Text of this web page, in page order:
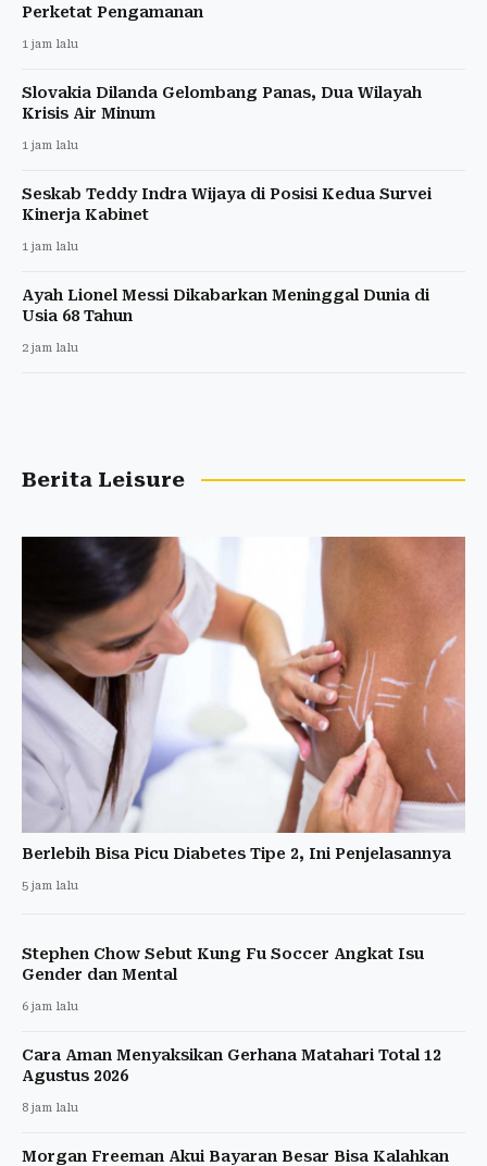
Perketat Pengamanan
1 jam lalu
Slovakia Dilanda Gelombang Panas, Dua Wilayah
Krisis Air Minum
1 jam lalu
Seskab Teddy Indra Wijaya di Posisi Kedua Survei
Kinerja Kabinet
1 jam lalu
Ayah Lionel Messi Dikabarkan Meninggal Dunia di
Usia 68 Tahun
2 jam lalu
Berita Leisure
Berlebih Bisa Picu Diabetes Tipe 2, Ini Penjelasannya
5 jam lalu
Stephen Chow Sebut Kung Fu Soccer Angkat Isu
Gender dan Mental
6 jam lalu
Cara Aman Menyaksikan Gerhana Matahari Total 12
Agustus 2026
8 jam lalu
Morgan Freeman Akui Bayaran Besar Bisa Kalahkan